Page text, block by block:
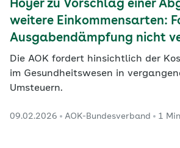
Hoyer zu Vorschlag einer
weitere Einkommensarten:
Ausgabendämpfung nicht
Die AOK fordert hinsichtlich der
im Gesundheitswesen in
Umsteuern.
09.02.2026 AOK-Bundesverband 1 Min